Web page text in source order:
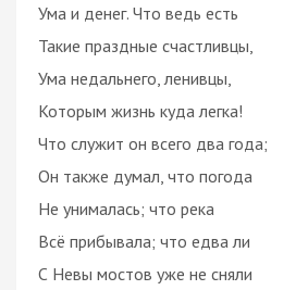
Ума и денег. Что ведь есть
Такие праздные счастливцы,
Ума недальнего, ленивцы,
Которым жизнь куда легка!
Что служит он всего два года;
Он также думал, что погода
Не унималась; что река
Всё прибывала; что едва ли
С Невы мостов уже не сняли